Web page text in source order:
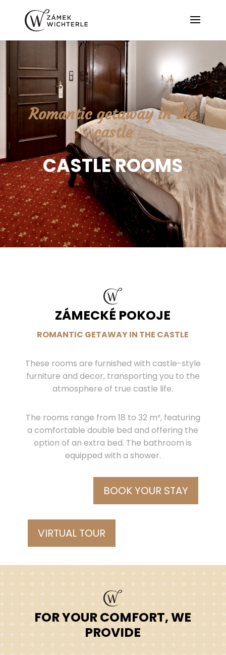
Romantic getaway in the
castle
CASTLE ROOMS
ZÁMECKÉ POKOJE
ROMANTIC GETAWAY IN THE CASTLE
These rooms are furnished with castle-style
furniture and decor, transporting you to the
atmosphere of true castle life.
The rooms range from 18 to 32 m², featuring
a comfortable double bed and offering the
option of an extra bed. The bathroom is
equipped with a shower.
BOOK YOUR STAY
VIRTUAL TOUR
FOR YOUR COMFORT, WE
PROVIDE